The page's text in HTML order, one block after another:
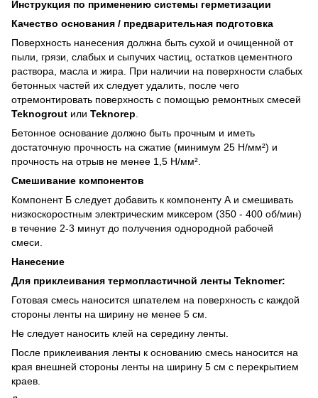
Инструкция по применению системы герметизации
Качество основания / предварительная подготовка
Поверхность нанесения должна быть сухой и очищенной от
пыли, грязи, слабых и сыпучих частиц, остатков цементного
раствора, масла и жира. При наличии на поверхности слабых
бетонных частей их следует удалить, после чего
отремонтировать поверхность с помощью ремонтных смесей
Teknogrout или Teknorep.
Бетонное основание должно быть прочным и иметь
достаточную прочность на сжатие (минимум 25 Н/мм²) и
прочность на отрыв не менее 1,5 Н/мм².
Смешивание компонентов
Компонент Б следует добавить к компоненту А и смешивать
низкоскоростным электрическим миксером (350 - 400 об/мин)
в течение 2-3 минут до получения однородной рабочей
смеси.
Нанесение
Для приклеивания термопластичной ленты Teknomer:
Готовая смесь наносится шпателем на поверхность с каждой
стороны ленты на ширину не менее 5 см.
Не следует наносить клей на середину ленты.
После приклеивания ленты к основанию смесь наносится на
края внешней стороны ленты на ширину 5 см с перекрытием
краев.